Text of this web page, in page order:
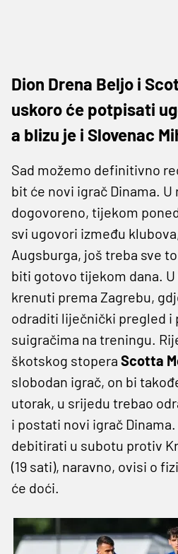
Dion Drena Beljo i
uskoro će potpisati
a blizu je i Slovenac
Sad možemo definitivno
bit će novi igrač Dinama. U
dogovoreno, tijekom
svi ugovori između
Augsburga, još treba sve
biti gotovo tijekom dana.
krenuti prema Zagrebu,
odraditi liječnički pregled i
suigračima na treningu.
škotskog stopera Scotta
slobodan igrač, on bi
utorak, u srijedu trebao
i postati novi igrač
debitirati u subotu protiv
(19 sati), naravno, ovisi o
će doći.